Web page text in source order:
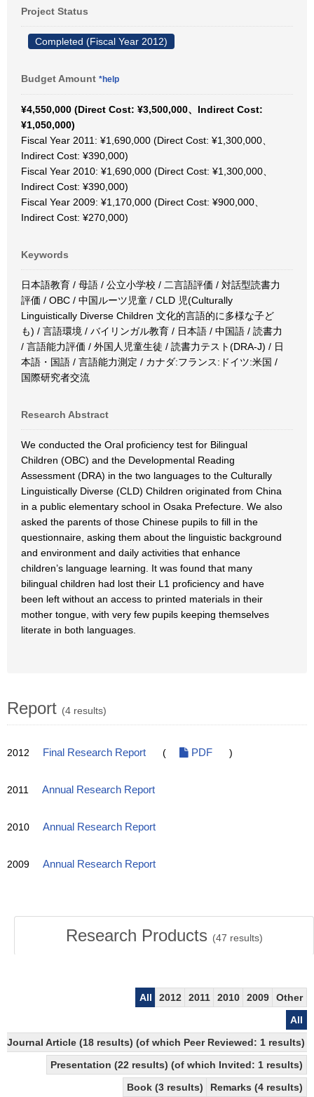
Project Status
Completed (Fiscal Year 2012)
Budget Amount *help
¥4,550,000 (Direct Cost: ¥3,500,000、Indirect Cost:
¥1,050,000)
Fiscal Year 2011: ¥1,690,000 (Direct Cost: ¥1,300,000、
Indirect Cost: ¥390,000)
Fiscal Year 2010: ¥1,690,000 (Direct Cost: ¥1,300,000、
Indirect Cost: ¥390,000)
Fiscal Year 2009: ¥1,170,000 (Direct Cost: ¥900,000、
Indirect Cost: ¥270,000)
Keywords
日本語教育 / 母語 / 公立小学校 / 二言語評価 / 対話型読書力
評価 / OBC / 中国ルーツ児童 / CLD 児(Culturally
Linguistically Diverse Children 文化的言語的に多様な子ど
も) / 言語環境 / バイリンガル教育 / 日本語 / 中国語 / 読書力
/ 言語能力評価 / 外国人児童生徒 / 読書力テスト(DRA-J) / 日
本語・国語 / 言語能力測定 / カナダ:フランス:ドイツ:米国 /
国際研究者交流
Research Abstract
We conducted the Oral proficiency test for Bilingual
Children (OBC) and the Developmental Reading
Assessment (DRA) in the two languages to the Culturally
Linguistically Diverse (CLD) Children originated from China
in a public elementary school in Osaka Prefecture. We also
asked the parents of those Chinese pupils to fill in the
questionnaire, asking them about the linguistic background
and environment and daily activities that enhance
children’s language learning. It was found that many
bilingual children had lost their L1 proficiency and have
been left without an access to printed materials in their
mother tongue, with very few pupils keeping themselves
literate in both languages.
Report (4 results)
2012 Final Research Report ( PDF )
2011 Annual Research Report
2010 Annual Research Report
2009 Annual Research Report
Research Products (47 results)
All 2012 2011 2010 2009
Other
All
Journal Article (18 results) (of which Peer Reviewed: 1 results)
Presentation (22 results) (of which Invited: 1 results)
Book (3 results)
Remarks (4 results)